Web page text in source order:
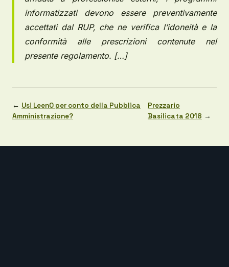
informatizzati devono essere preventivamente
accettati dal RUP, che ne verifica l’idoneità e la
conformità alle prescrizioni contenute nel
presente regolamento. […]
← Usi LeenO per conto della Pubblica
Amministrazione?
Prezzario
Basilicata 2018 →